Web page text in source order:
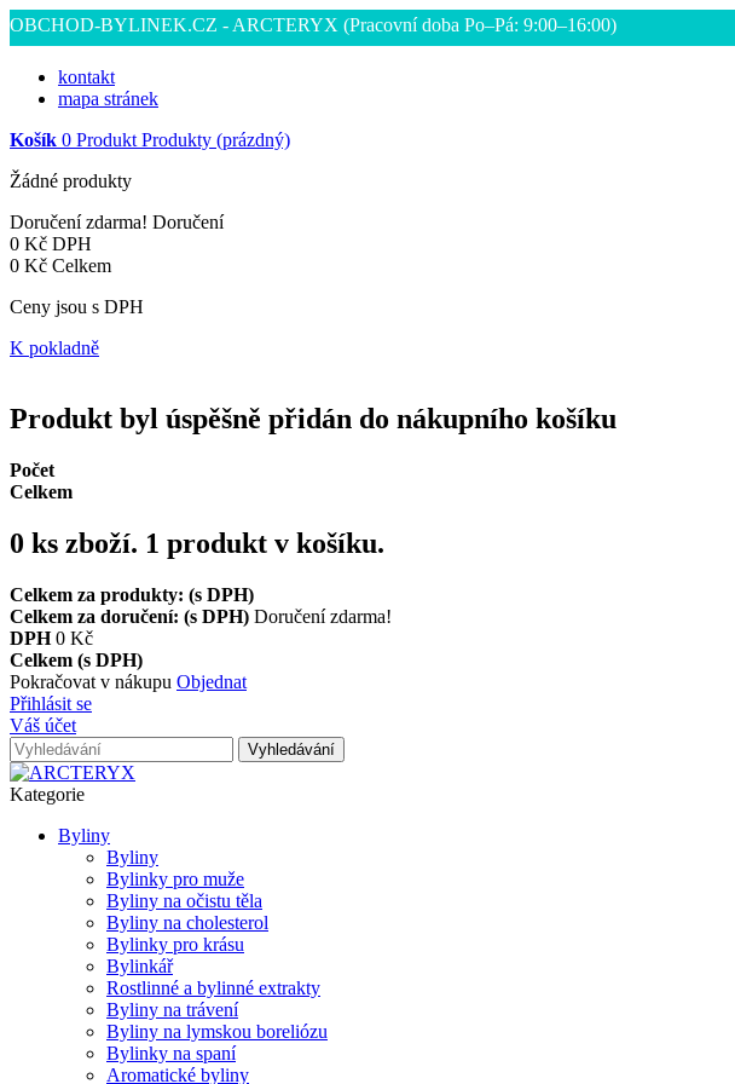
OBCHOD-BYLINEK.CZ - ARCTERYX (Pracovní doba Po–Pá: 9:00–16:00)
kontakt
mapa stránek
Košík 0 Produkt Produkty (prázdný)
Žádné produkty
Doručení zdarma! Doručení
0 Kč DPH
0 Kč Celkem
Ceny jsou s DPH
K pokladně
Produkt byl úspěšně přidán do nákupního košíku
Počet
Celkem
0 ks zboží. 1 produkt v košíku.
Celkem za produkty: (s DPH)
Celkem za doručení: (s DPH) Doručení zdarma!
DPH 0 Kč
Celkem (s DPH)
Pokračovat v nákupu Objednat
Přihlásit se
Váš účet
Vyhledávání
Kategorie
Byliny
Byliny
Bylinky pro muže
Byliny na očistu těla
Byliny na cholesterol
Bylinky pro krásu
Bylinkář
Rostlinné a bylinné extrakty
Byliny na trávení
Byliny na lymskou boreliózu
Bylinky na spaní
Aromatické byliny